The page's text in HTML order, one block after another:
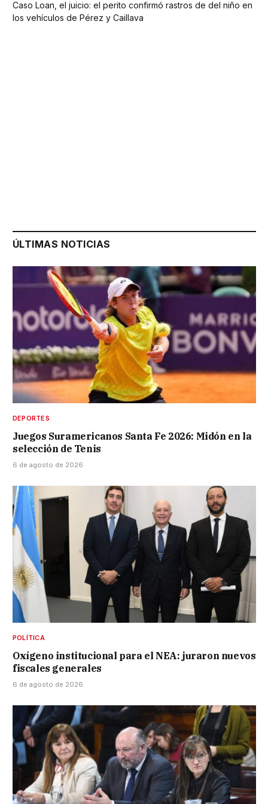
Caso Loan, el juicio: el perito confirmó rastros de del niño en
los vehículos de Pérez y Caillava
ÚLTIMAS NOTICIAS
DEPORTES
Juegos Suramericanos Santa Fe 2026: Midón en la
selección de Tenis
6 de agosto de 2026
POLÍTICA
Oxígeno institucional para el NEA: juraron nuevos
fiscales generales
6 de agosto de 2026